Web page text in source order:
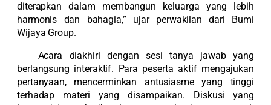
diterapkan dalam membangun keluarga yang lebih
harmonis dan bahagia,” ujar perwakilan dari Bumi
Wijaya Group.
Acara diakhiri dengan sesi tanya jawab yang
berlangsung interaktif. Para peserta aktif mengajukan
pertanyaan, mencerminkan antusiasme yang tinggi
terhadap materi yang disampaikan. Diskusi yang